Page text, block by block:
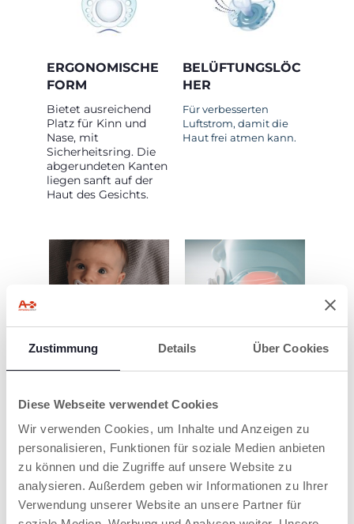
Zustimmung Details Über Cookies
Diese Webseite verwendet Cookies
Wir verwenden Cookies, um Inhalte und Anzeigen zu
personalisieren, Funktionen für soziale Medien anbieten
zu können und die Zugriffe auf unsere Website zu
analysieren. Außerdem geben wir Informationen zu Ihrer
Verwendung unserer Website an unsere Partner für
ERGONOMISCHE
FORM
Bietet ausreichend
Platz für Kinn und
Nase, mit
Sicherheitsring. Die
abgerundeten Kanten
liegen sanft auf der
Haut des Gesichts.
BELÜFTUNGSLÖC
HER
Für verbesserten
Luftstrom, damit die
Haut frei atmen kann.
HIER.
Schnuller fördern alle
lebenswichtigen
Mundfunktionen für
ein gesundes
Wachstum: SAUGEN,
ATMEN, SCHLUCKEN,
KAUEN, SPRECHEN.
PHYSIOFORMA®
GIBT ES NUR BEI
CHICCO
PhysioForma® ist die
exklusive anatomisch-
funktionale Form aller
Chicco Schnuller. Sie
wurde entwickelt, um
alle lebenswichtigen
Mundfunktionen
nährenden Saugens